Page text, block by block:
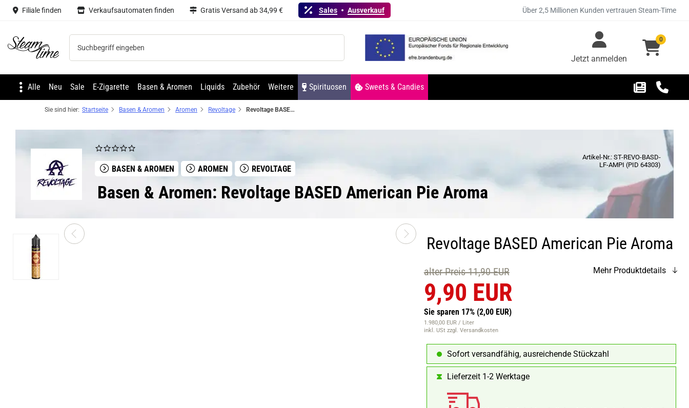
Filiale finden Verkaufsautomaten finden Gratis Versand ab 34,99 € Sales Ausverkauf Über 2,5 Millionen Kunden vertrauen Steam-Time
Steam time Jetzt anmelden
0
Alle Neu Sale E-Zigarette Basen & Aromen Liquids Zubehör Weitere Spirituosen Sweets & Candies
Sie sind hier: Startseite Basen & Aromen Aromen Revoltage Revoltage BASED American Pie Aroma
BASEN & AROMEN AROMEN REVOLTAGE
Artikel-Nr.: ST-REVO-BASD-
LF-AMPI (PID 64303)
Basen & Aromen: Revoltage BASED American Pie Aroma
Revoltage BASED American Pie Aroma
alter Preis 11,90 EUR
9,90 EUR
Sie sparen 17% (2,00 EUR)
1.980,00 EUR / Liter
inkl. USt zzgl. Versandkosten
Mehr Produktdetails
Sofort versandfähig, ausreichende Stückzahl
Lieferzeit 1-2 Werktage